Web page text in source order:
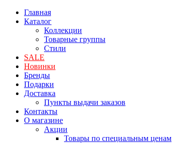
Главная
Каталог
Коллекции
Товарные группы
Стили
SALE
Новинки
Бренды
Подарки
Доставка
Пункты выдачи заказов
Контакты
О магазине
Акции
Товары по специальным ценам